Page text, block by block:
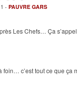
- PAUVRE GARS
Les Chefs… Ça
foin… c’est tout ce que ça